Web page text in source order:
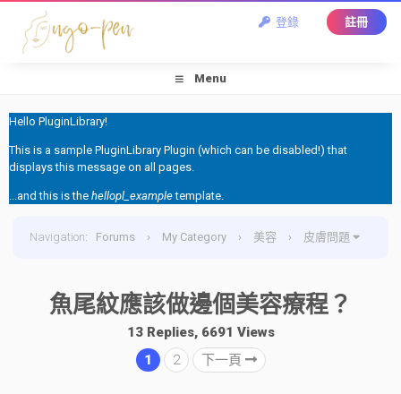
登錄 註冊
Menu
Hello PluginLibrary!
This is a sample PluginLibrary Plugin (which can be disabled!) that
displays this message on all pages.
...and this is the hellopl_exampletemplate.
Navigation: Forums › My Category › 美容 › 皮膚問題
魚尾紋應該做邊個美容療程？
13 Replies, 6691 Views
1
2 下一頁